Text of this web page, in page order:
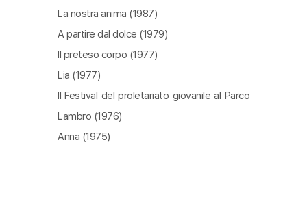
La nostra anima (1987)
A partire dal dolce (1979)
Il preteso corpo (1977)
Lia (1977)
Il Festival del proletariato giovanile al Parco
Lambro (1976)
Anna (1975)